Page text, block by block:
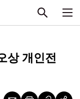
상 개인전